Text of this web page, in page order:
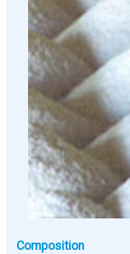
Composition